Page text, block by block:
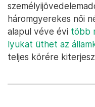
háromgyerekes női
alapul véve évi több
lyukat üthet az
teljes körére